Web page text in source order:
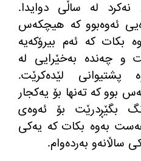
لە ساڵی دوایدا.
ئەوەبوو کە هیچکەس
بکات کە ئەم بیرۆکەیە
و چەندە بەخێرایی لە
پشتیوانی لێدەکرێت.
بوو کە تەنها بۆ یەکجار
بگێڕدرێت بۆ ئەوەی
بەوە بکات کە یەکی
ساڵانەو بەردەوام.